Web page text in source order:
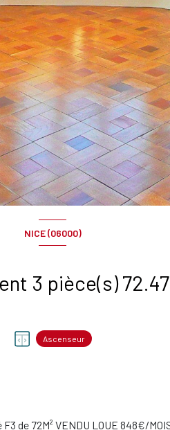
NICE (06000)
Ascenseur
de 72M² VENDU LOUE 848€/